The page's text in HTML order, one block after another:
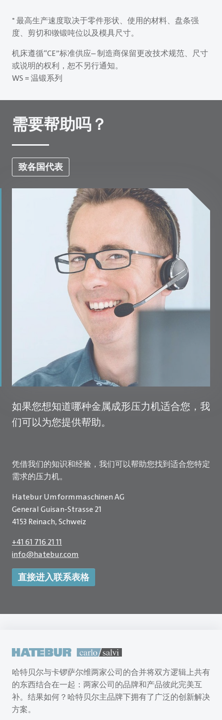
* 最高生产速度取决于零件形状、使用的材料、盘条强
度、剪切和镦锻吨位以及模具尺寸。
机床遵循“CE”标准供应– 制造商保留更改技术规范、尺寸
或说明的权利，恕不另行通知。
WS = 温锻系列
需要帮助吗？
致各国代表
如果您想知道哪种金属成形压力机适合您，我
们可以为您提供帮助。
凭借我们的知识和经验，我们可以帮助您找到适合您特定
需求的压力机。
Hatebur Umformmaschinen AG
General Guisan-Strasse 21
4153 Reinach, Schweiz
+41 61 716 21 11
info@hatebur.com
直接进入联系表格
哈特贝尔与卡锣萨尔维两家公司的合并将双方逻辑上共有
的东西结合在一起：两家公司的品牌和产品彼此完美互
补。结果如何？哈特贝尔主品牌下拥有了广泛的创新解决
方案。